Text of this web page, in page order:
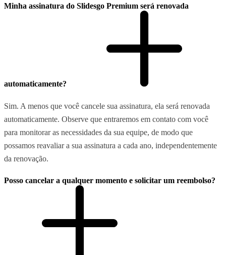
Minha assinatura do Slidesgo Premium será renovada
automaticamente?
Sim. A menos que você cancele sua assinatura, ela será renovada
automaticamente. Observe que entraremos em contato com você
para monitorar as necessidades da sua equipe, de modo que
possamos reavaliar a sua assinatura a cada ano, independentemente
da renovação.
Posso cancelar a qualquer momento e solicitar um reembolso?